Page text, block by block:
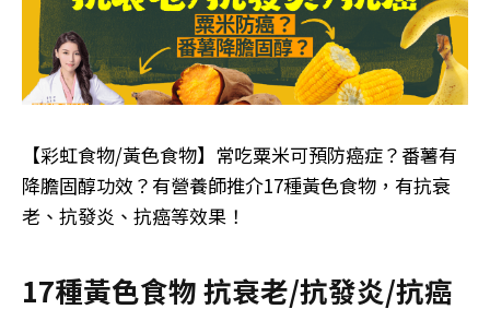
【彩虹食物/黃色食物】常吃粟米可預防癌症？番薯有
降膽固醇功效？有營養師推介17種黃色食物，有抗衰
老、抗發炎、抗癌等效果！
17種黃色食物 抗衰老/抗發炎/抗癌